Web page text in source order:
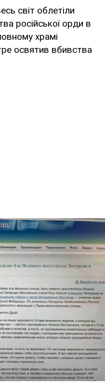
світ облетіли
російської орди в
храмі
освятив вбивства